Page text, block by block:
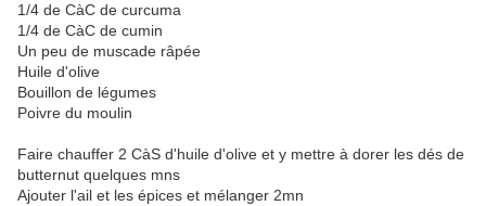
1/4 de CàC de curcuma
1/4 de CàC de cumin
Un peu de muscade râpée
Huile d'olive
Bouillon de légumes
Poivre du moulin
Faire chauffer 2 CàS d'huile d'olive et y mettre à dorer les dés de
butternut quelques mns
Ajouter l'ail et les épices et mélanger 2mn